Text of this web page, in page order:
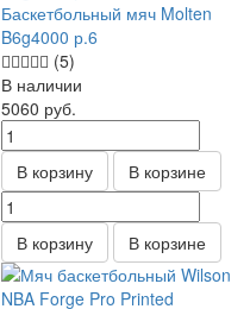
Баскетбольный мяч Molten
B6g4000 р.6
(5)
В наличии
5060 руб.
В корзину В корзине
В корзину В корзине